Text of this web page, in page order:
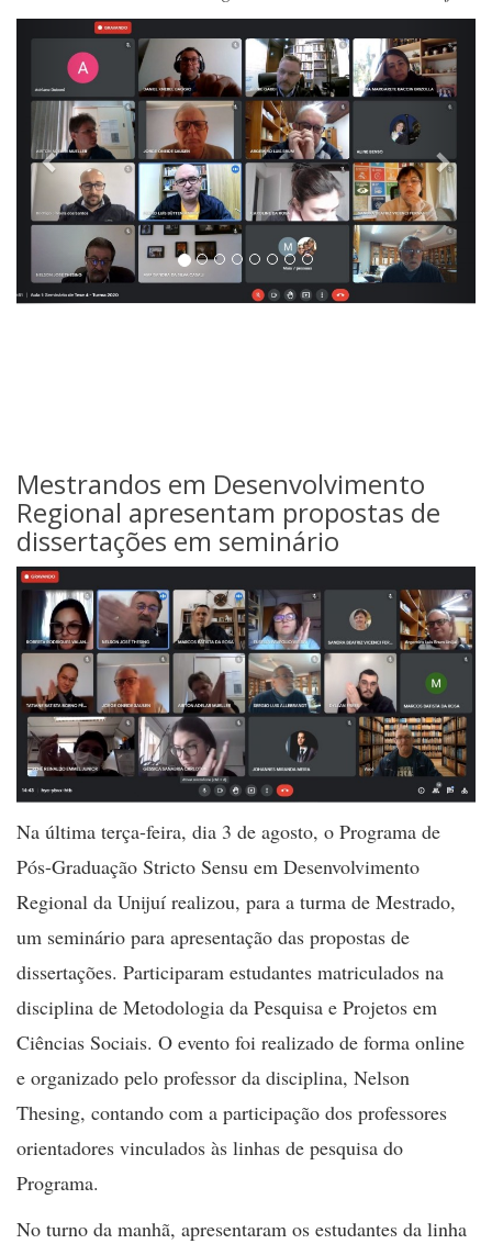
Mestrandos em Desenvolvimento
Regional apresentam propostas de
dissertações em seminário
Na última terça-feira, dia 3 de agosto, o Programa de
Pós-Graduação Stricto Sensu em Desenvolvimento
Regional da Unijuí realizou, para a turma de Mestrado,
um seminário para apresentação das propostas de
dissertações. Participaram estudantes matriculados na
disciplina de Metodologia da Pesquisa e Projetos em
Ciências Sociais. O evento foi realizado de forma online
e organizado pelo professor da disciplina, Nelson
Thesing, contando com a participação dos professores
orientadores vinculados às linhas de pesquisa do
Programa.
No turno da manhã, apresentaram os estudantes da linha